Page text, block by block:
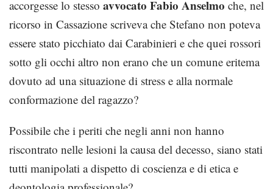
accorgesse lo stesso avvocato Fabio Anselmo che, nel
ricorso in Cassazione scriveva che Stefano non poteva
essere stato picchiato dai Carabinieri e che quei rossori
sotto gli occhi altro non erano che un comune eritema
dovuto ad una situazione di stress e alla normale
conformazione del ragazzo?
Possibile che i periti che negli anni non hanno
riscontrato nelle lesioni la causa del decesso, siano stati
tutti manipolati a dispetto di coscienza e di etica e